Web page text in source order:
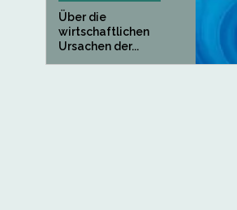
Über die
wirtschaftlichen
Ursachen der...